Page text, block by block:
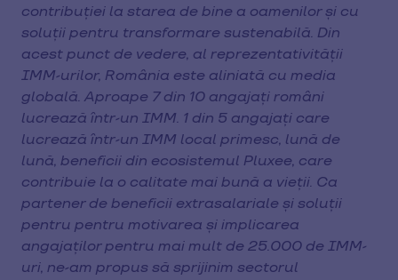
contribuției la starea de bine a oamenilor și cu
soluții pentru transformare sustenabilă. Din
acest punct de vedere, al reprezentativității
IMM-urilor, România este aliniată cu media
globală. Aproape 7 din 10 angajați români
lucrează într-un IMM. 1 din 5 angajați care
lucrează într-un IMM local primesc, lună de
lună, beneficii din ecosistemul Pluxee, care
contribuie la o calitate mai bună a vieții. Ca
partener de beneficii extrasalariale și soluții
pentru pentru motivarea și implicarea
angajaților pentru mai mult de 25.000 de IMM-
uri, ne-am propus să sprijinim sectorul